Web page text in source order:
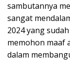
sambutannya
sangat
2024 yang
memohon maaf
dalam